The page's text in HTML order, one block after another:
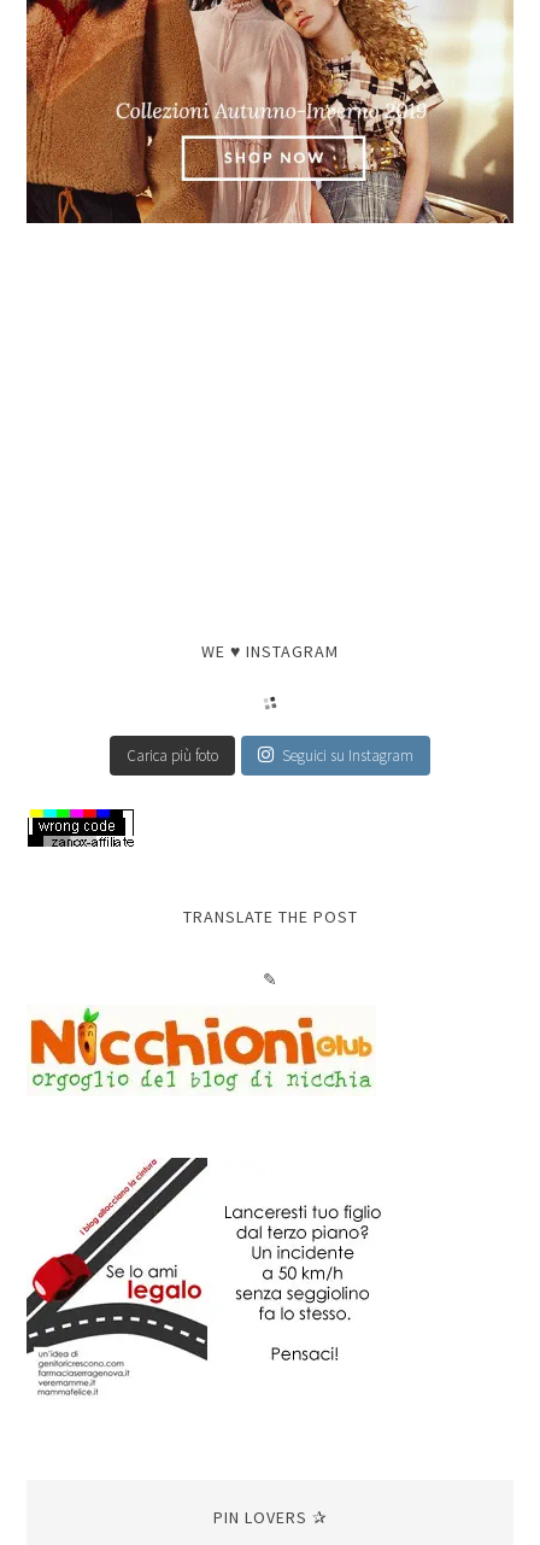
WE ♥ INSTAGRAM
Carica più foto Seguici su Instagram
TRANSLATE THE POST
✎
PIN LOVERS ✰